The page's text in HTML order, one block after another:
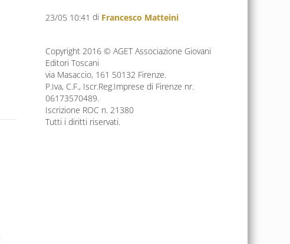
23/05 10:41 di Francesco Matteini
Copyright 2016 © AGET Associazione Giovani
Editori Toscani
via Masaccio, 161 50132 Firenze.
P.Iva, C.F., Iscr.Reg.Imprese di Firenze nr.
06173570489.
Iscrizione ROC n. 21380
Tutti i diritti riservati.